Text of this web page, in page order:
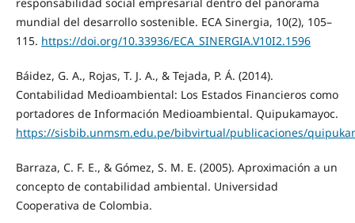
mundial del desarrollo sostenible. ECA Sinergia, 10(2), 105–
115. https://doi.org/10.33936/ECA_SINERGIA.V10I2.1596
Báidez, G. A., Rojas, T. J. A., & Tejada, P. Á. (2014).
Contabilidad Medioambiental: Los Estados Financieros como
portadores de Información Medioambiental. Quipukamayoc.
https://sisbib.unmsm.edu.pe/bibvirtual/publicaciones/
Barraza, C. F. E., & Gómez, S. M. E. (2005). Aproximación a un
concepto de contabilidad ambiental. Universidad
Cooperativa de Colombia.